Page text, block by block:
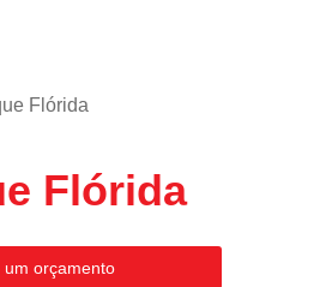
Flórida
Flórida
um orçamento